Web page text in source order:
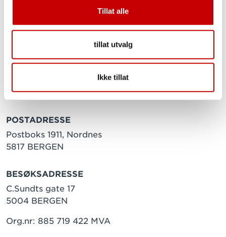
Tillat alle
tillat utvalg
Ikke tillat
POSTADRESSE
Postboks 1911, Nordnes
5817 BERGEN
BESØKSADRESSE
C.Sundts gate 17
5004 BERGEN
Org.nr: 885 719 422 MVA